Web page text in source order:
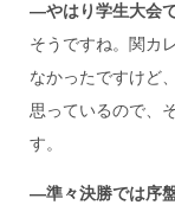
―やはり学生大会
そうですね。関カ
なかったですけど
思っているので、
す。
―準々決勝では序